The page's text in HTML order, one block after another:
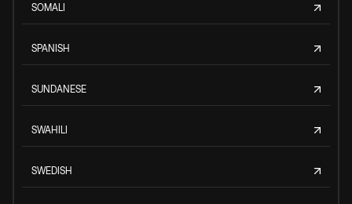
SOMALI
SPANISH
SUNDANESE
SWAHILI
SWEDISH